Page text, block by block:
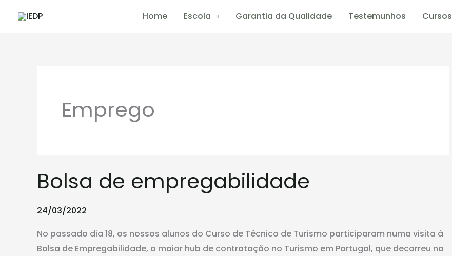
content
Home Escola Garantia da Qualidade Testemunhos Cursos
Emprego
Bolsa de empregabilidade
24/03/2022
No passado dia 18, os nossos alunos do Curso de Técnico de Turismo participaram numa visita à
Bolsa de Empregabilidade, o maior hub de contratação no Turismo em Portugal, que decorreu na
de
empregabilidade